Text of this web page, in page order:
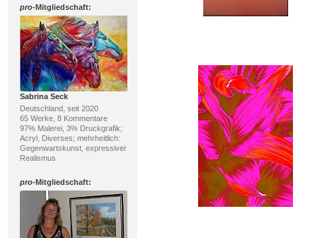
pro-Mitgliedschaft:
Sabrina Seck
Deutschland, seit 2020
65 Werke, 8 Kommentare
97% Malerei, 3% Druckgrafik;
Acryl, Diverses; mehrheitlich:
Gegenwartskunst, expressiver
Realismus
pro-Mitgliedschaft: